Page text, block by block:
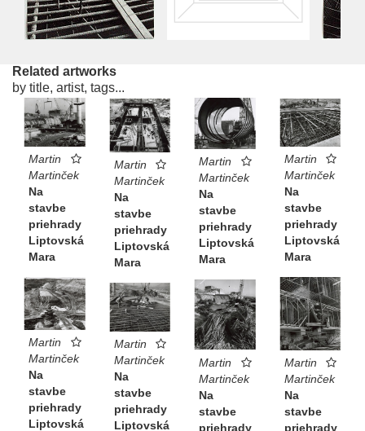
Related artworks
by title, artist, tags...
Martin
Martinček
Na
stavbe
priehrady
Liptovská
Mara
Martin
Martinček
Na
stavbe
priehrady
Liptovská
Mara
Martin
Martinček
Na
stavbe
priehrady
Liptovská
Mara
Martin
Martinček
Na
stavbe
priehrady
Liptovská
Mara
Martin
Martinček
Na
stavbe
priehrady
Martin
Martinček
Na
stavbe
priehrady
Liptovská
Martin
Martinček
Na
stavbe
priehrady
Martin
Martinček
Na
stavbe
priehrady
Liptovská